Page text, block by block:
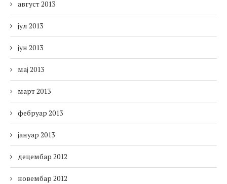
август 2013
јул 2013
јун 2013
мај 2013
март 2013
фебруар 2013
јануар 2013
децембар 2012
новембар 2012